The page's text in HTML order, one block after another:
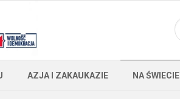
AZJA I ZAKAUKAZIE NA ŚWIECIE